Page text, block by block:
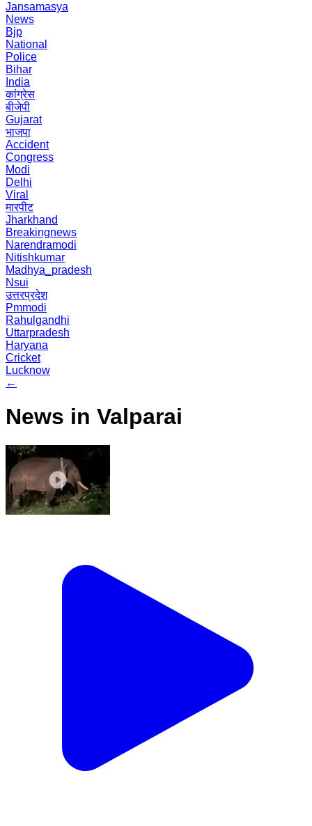
Jansamasya
News
Bjp
National
Police
Bihar
India
कांग्रेस
बीजेपी
Gujarat
भाजपा
Accident
Congress
Modi
Delhi
Viral
मारपीट
Jharkhand
Breakingnews
Narendramodi
Nitishkumar
Madhya_pradesh
Nsui
उत्तरप्रदेश
Pmmodi
Rahulgandhi
Uttarpradesh
Haryana
Cricket
Lucknow
←
News in Valparai